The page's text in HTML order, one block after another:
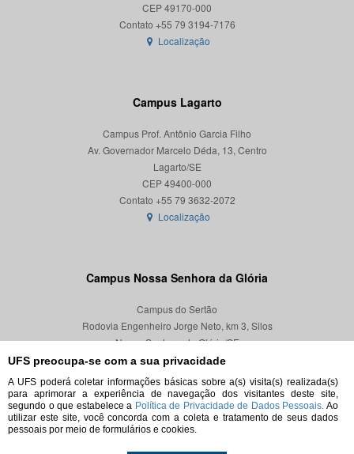
UFS preocupa-se com a sua privacidade
A UFS poderá coletar informações básicas sobre a(s) visita(s) realizada(s)
para aprimorar a experiência de navegação dos visitantes deste site,
segundo o que estabelece a Política de Privacidade de Dados Pessoais. Ao
utilizar este site, você concorda com a coleta e tratamento de seus dados
pessoais por meio de formulários e cookies.
CEP 49170-000
Localização
Campus Lagarto
Campus Prof. Antônio Garcia Filho
Av. Governador Marcelo Déda, 13, Centro
Lagarto/SE
CEP 49400-000
Localização
Campus Nossa Senhora da Glória
Campus do Sertão
Rodovia Engenheiro Jorge Neto, km 3, Silos
Nossa Senhora da Glória/SE
CEP 49680-000
Localização